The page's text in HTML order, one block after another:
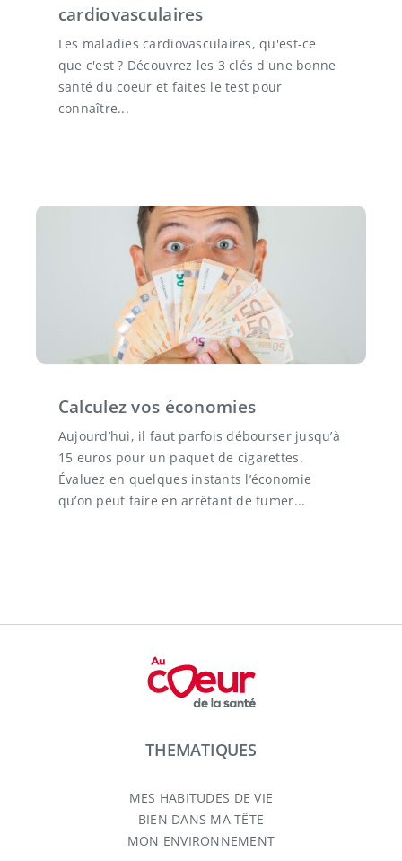
cardiovasculaires
Les maladies cardiovasculaires, qu'est-ce
que c'est ? Découvrez les 3 clés d'une bonne
santé du coeur et faites le test pour
connaître...
Calculez vos économies
Aujourd’hui, il faut parfois débourser jusqu’à
15 euros pour un paquet de cigarettes.
Évaluez en quelques instants l’économie
qu’on peut faire en arrêtant de fumer...
THEMATIQUES
MES HABITUDES DE VIE
BIEN DANS MA TÊTE
MON ENVIRONNEMENT